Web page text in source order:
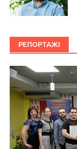
РЕПОРТАЖІ